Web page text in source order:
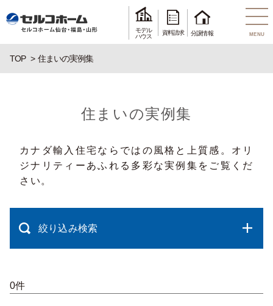
モデル
ハウス
資料請求 分譲情報 MENU
TOP 住まいの実例集
住まいの実例集
カナダ輸入住宅ならではの風格と上質感。オリ
ジナリティーあふれる多彩な実例集をご覧くだ
さい。
絞り込み検索
0件